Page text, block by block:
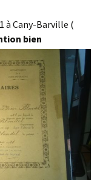
à Cany-Barville (
bien